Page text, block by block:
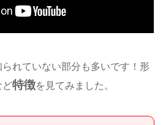
られていない部分も多いです！形
ど特徴を見てみました。